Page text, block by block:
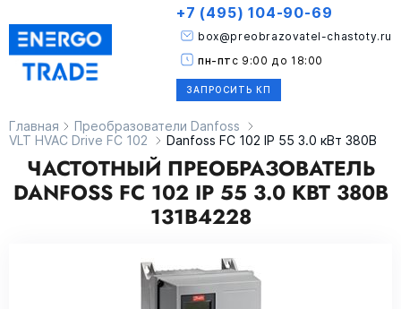
ЗАПРОСИТЬ КП
box@preobrazovatel-chastoty.ru
+7 (495) 104-90-69
пн-пт с 9:00 до 18:00
Главная
Преобразователи Danfoss
VLT HVAC Drive FC 102
Danfoss FC 102 IP 55 3.0 кВт 380В
ЧАСТОТНЫЙ ПРЕОБРАЗОВАТЕЛЬ
DANFOSS FC 102 IP 55 3.0 КВТ 380В
131B4228